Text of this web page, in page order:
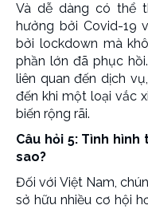
Và dễ dàng có thể
hưởng bởi Covid-19
bởi lockdown mà
phần lớn đã phục
liên quan đến dịch
đến khi một loại vắc
biến rộng rãi.
Câu hỏi 5: Tình
sao?
Đối với Việt Nam,
sở hữu nhiều cơ hội